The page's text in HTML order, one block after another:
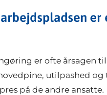
er ofte årsagen
utilpashed
på de andre ansatte.